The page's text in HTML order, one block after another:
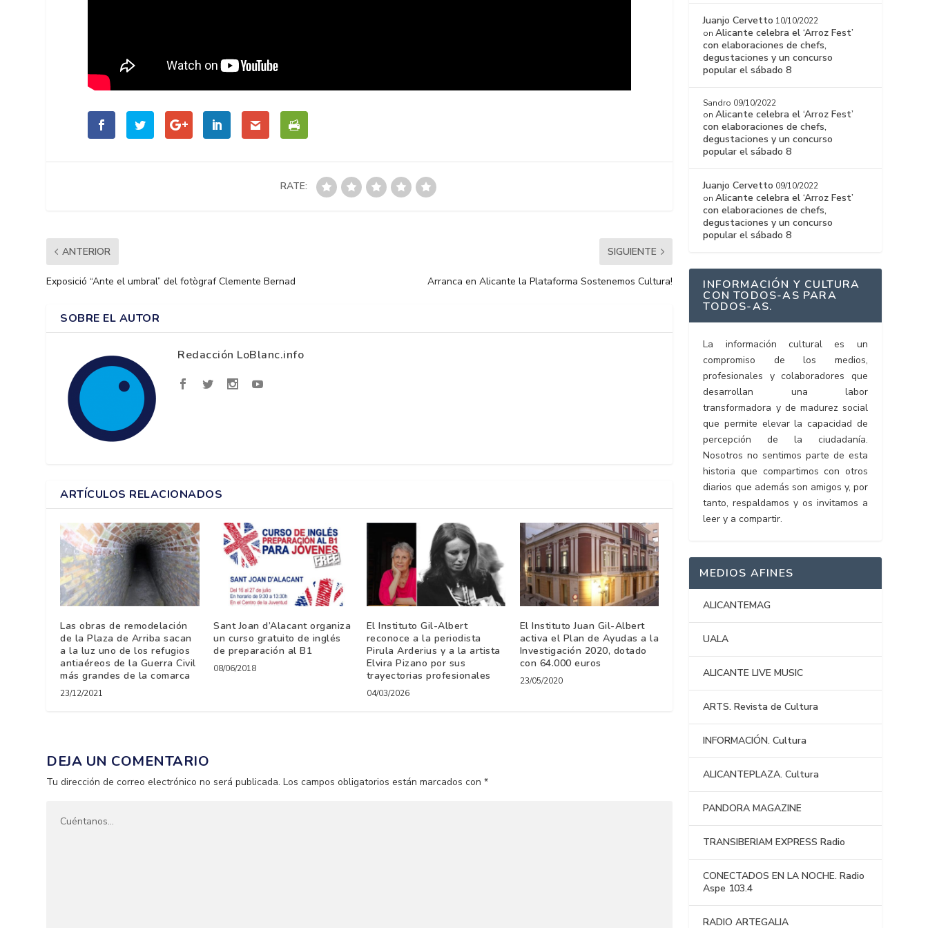
RATE:
ANTERIOR
Exposició “Ante el umbral” del fotògraf Clemente Bernad
SIGUIENTE
Arranca en Alicante la Plataforma Sostenemos Cultura!
SOBRE EL AUTOR
Redacción LoBlanc.info
ARTÍCULOS RELACIONADOS
Las obras de remodelación
de la Plaza de Arriba sacan
a la luz uno de los refugios
antiaéreos de la Guerra Civil
más grandes de la comarca
23/12/2021
Sant Joan d’Alacant organiza
un curso gratuito de inglés
de preparación al B1
08/06/2018
El Instituto Gil-Albert
reconoce a la periodista
Pirula Arderius y a la artista
Elvira Pizano por sus
trayectorias profesionales
04/03/2026
El Instituto Juan Gil-Albert
activa el Plan de Ayudas a la
Investigación 2020, dotado
con 64.000 euros
23/05/2020
DEJA UN COMENTARIO
Tu dirección de correo electrónico no será publicada. Los campos obligatorios están marcados con*
Juanjo Cervetto 10/10/2022
onAlicante celebra el ‘Arroz Fest’
con elaboraciones de chefs,
degustaciones y un concurso
popular el sábado 8
Sandro 09/10/2022
onAlicante celebra el ‘Arroz Fest’
con elaboraciones de chefs,
degustaciones y un concurso
popular el sábado 8
Juanjo Cervetto 09/10/2022
onAlicante celebra el ‘Arroz Fest’
con elaboraciones de chefs,
degustaciones y un concurso
popular el sábado 8
INFORMACIÓN Y CULTURA
CON TODOS-AS PARA
TODOS-AS.
La información cultural es un
compromiso de los medios,
profesionales y colaboradores que
desarrollan una labor
transformadora y de madurez social
que permite elevar la capacidad de
percepción de la ciudadanía.
Nosotros no sentimos parte de esta
historia que compartimos con otros
diarios que además son amigos y, por
tanto, respaldamos y os invitamos a
leer y a compartir.
MEDIOS AFINES
ALICANTEMAG
UALA
ALICANTE LIVE MUSIC
ARTS. Revista de Cultura
INFORMACIÓN. Cultura
ALICANTEPLAZA. Cultura
PANDORA MAGAZINE
TRANSIBERIAM EXPRESS Radio
CONECTADOS EN LA NOCHE. Radio
Aspe 103.4
RADIO ARTEGALIA